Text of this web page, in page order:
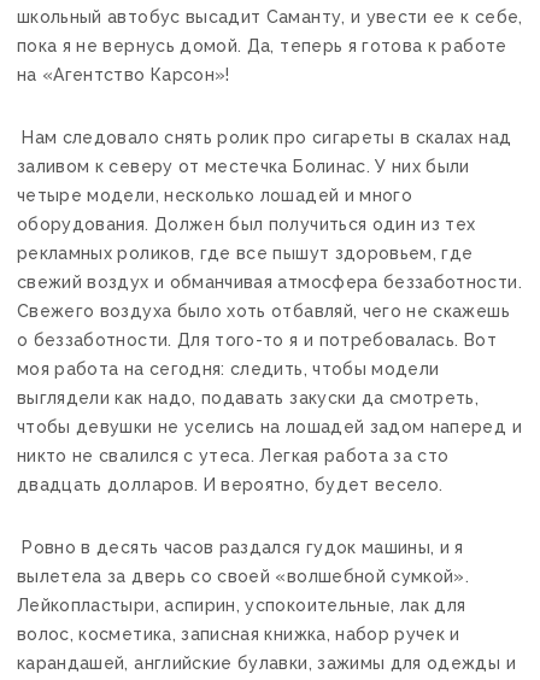
школьный автобус высадит Саманту, и увести ее к себе,
пока я не вернусь домой. Да, теперь я готова к работе
на «Агентство Карсон»!
Нам следовало снять ролик про сигареты в скалах над
заливом к северу от местечка Болинас. У них были
четыре модели, несколько лошадей и много
оборудования. Должен был получиться один из тех
рекламных роликов, где все пышут здоровьем, где
свежий воздух и обманчивая атмосфера беззаботности.
Свежего воздуха было хоть отбавляй, чего не скажешь
о беззаботности. Для того-то я и потребовалась. Вот
моя работа на сегодня: следить, чтобы модели
выглядели как надо, подавать закуски да смотреть,
чтобы девушки не уселись на лошадей задом наперед и
никто не свалился с утеса. Легкая работа за сто
двадцать долларов. И вероятно, будет весело.
Ровно в десять часов раздался гудок машины, и я
вылетела за дверь со своей «волшебной сумкой».
Лейкопластыри, аспирин, успокоительные, лак для
волос, косметика, записная книжка, набор ручек и
карандашей, английские булавки, зажимы для одежды и